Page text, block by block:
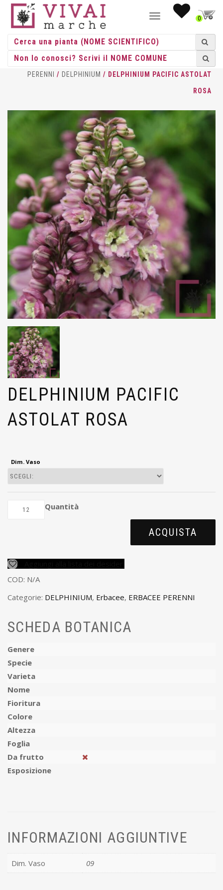
NAVIGAZIONE0
HOME/ ERBACEE ERBACEE
PERENNI / DELPHINIUM / DELPHINIUM PACIFIC ASTOLAT
ROSA
DELPHINIUM PACIFIC
ASTOLAT ROSA
Dim. Vaso
Quantità
ACQUISTA
COD: N/A
Categorie: DELPHINIUM, Erbacee, ERBACEE PERENNI
SCHEDA BOTANICA
Genere
Specie
Varieta
Nome
Fioritura
Colore
Altezza
Foglia
Da frutto
Esposizione
INFORMAZIONI AGGIUNTIVE
Dim. Vaso 09